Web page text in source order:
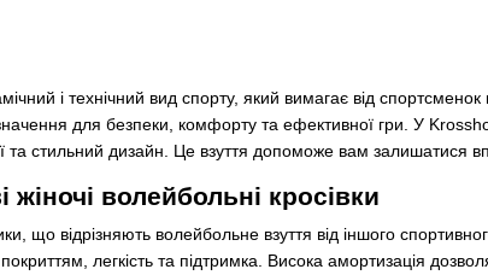
і технічний вид спорту, який вимагає від
для безпеки, комфорту та ефективної гри. У
та стильний дизайн. Це взуття допоможе вам
волейбольні кросівки
що відрізняють волейбольне взуття від іншого
легкість та підтримка. Висока амортизація